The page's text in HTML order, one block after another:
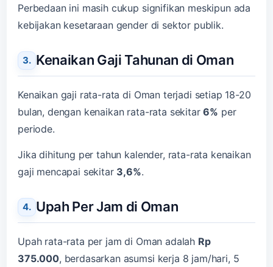
Perbedaan ini masih cukup signifikan meskipun ada
kebijakan kesetaraan gender di sektor publik.
Kenaikan Gaji Tahunan di Oman
Kenaikan gaji rata-rata di Oman terjadi setiap 18-20
bulan, dengan kenaikan rata-rata sekitar6% per
periode.
Jika dihitung per tahun kalender, rata-rata kenaikan
gaji mencapai sekitar 3,6%.
Upah Per Jam di Oman
Upah rata-rata per jam di Oman adalah Rp
375.000, berdasarkan asumsi kerja 8 jam/hari, 5